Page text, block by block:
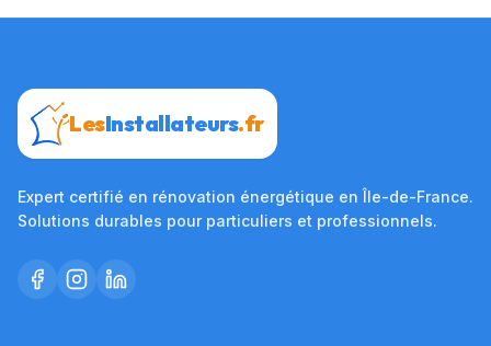
LesInstallateurs.fr
Expert certifié en rénovation énergétique en Île-de-France.
Solutions durables pour particuliers et professionnels.